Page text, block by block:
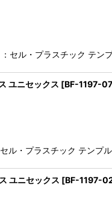
セル・プラスチック テ
ユニセックス [BF-1197-07
ル・プラスチック テン
ユニセックス [BF-1197-